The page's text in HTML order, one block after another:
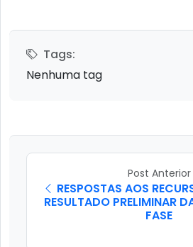
Tags:
Nenhuma tag
Post Anterior
RESPOSTAS AOS
RESULTADO PRELIMINAR
FASE